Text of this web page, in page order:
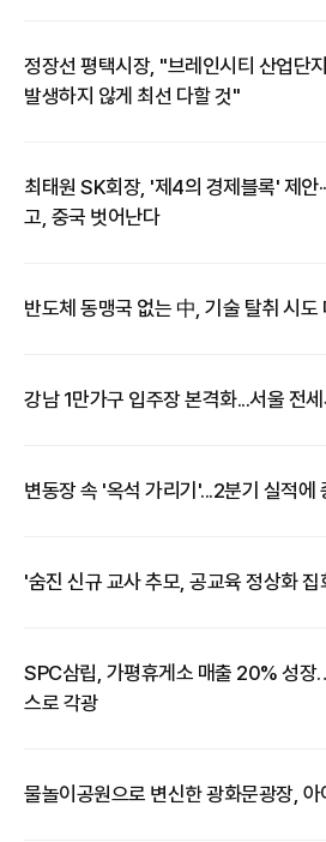
정장선 평택시장, "브레인시티 산업단
발생하지 않게 최선 다할 것"
최태원 SK회장, '제4의 경제블록' 제안
고, 중국 벗어난다
반도체 동맹국 없는 中, 기술 탈취 시도
강남 1만가구 입주장 본격화...서울 전
변동장 속 '옥석 가리기'...2분기 실적에
'숨진 신규 교사 추모, 공교육 정상화 집
SPC삼립, 가평휴게소 매출 20% 성장
스로 각광
물놀이공원으로 변신한 광화문광장,